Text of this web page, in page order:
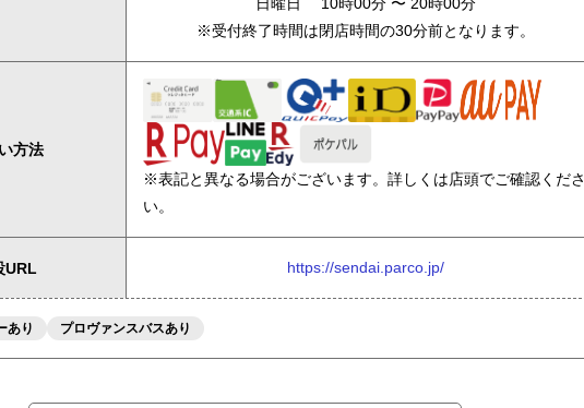
※受付終了時間は閉店時間の30分前となります。
方法
※表記と異なる場合がございます。詳しくは店頭でご確認くださ
い。
URL https://sendai.parco.jp/
あり プロヴァンスバスあり